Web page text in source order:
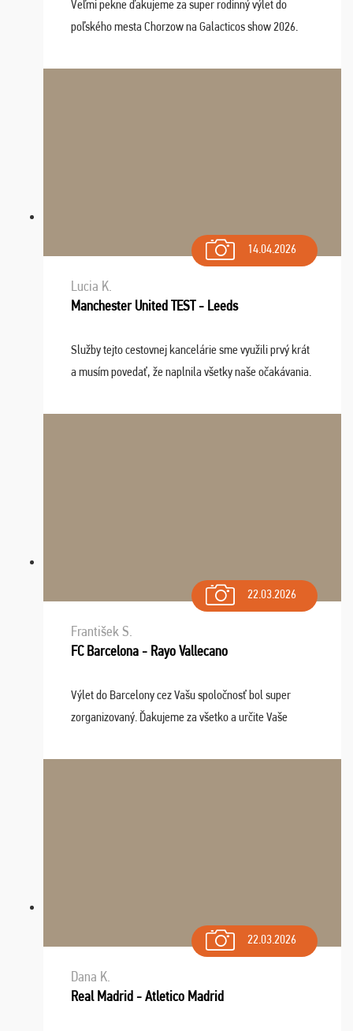
Veľmi pekne ďakujeme za super rodinný výlet do
poľského mesta Chorzow na Galacticos show 2026.
Navštívili sme aj zábavný park Legendia, previe ...
14.04.2026
Lucia K.
Manchester United TEST - Leeds
Služby tejto cestovnej kancelárie sme využili prvý krát
a musím povedať, že naplnila všetky naše očakávania.
dispozícii nonstop (milí, profesionálni ...
22.03.2026
František S.
FC Barcelona - Rayo Vallecano
Výlet do Barcelony cez Vašu spoločnosť bol super
zorganizovaný. Ďakujeme za všetko a určite Vaše
22.03.2026
Dana K.
Real Madrid - Atletico Madrid